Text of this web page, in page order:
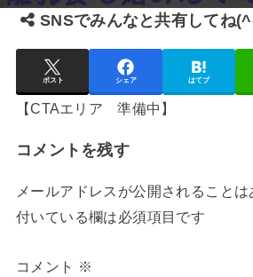
SNSでみんなと共有してね
ポスト シェア はてブ
【CTAエリア 準備中】
コメントを残す
メールアドレスが公開されることは
付いている欄は必須項目です
コメント ※